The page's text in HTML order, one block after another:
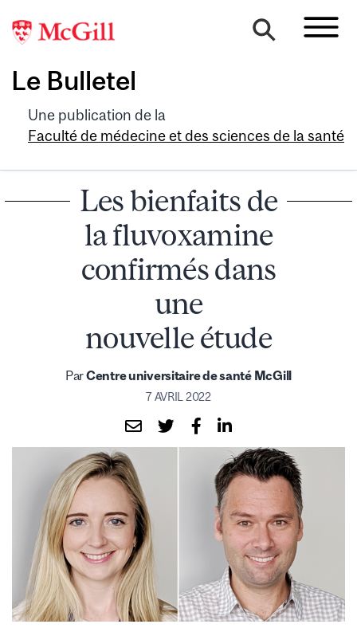
Le Bulletel
Une publication de la
Faculté de médecine et des sciences de la santé
Les bienfaits de
la fluvoxamine
confirmés dans
une
nouvelle étude
ParCentre universitaire de santé McGill
7 AVRIL 2022